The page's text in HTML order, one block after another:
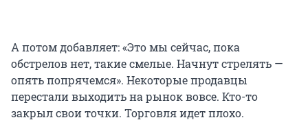
А потом добавляет: «Это мы сейчас, пока
обстрелов нет, такие смелые. Начнут стрелять —
опять попрячемся». Некоторые продавцы
перестали выходить на рынок вовсе. Кто-то
закрыл свои точки. Торговля идет плохо.